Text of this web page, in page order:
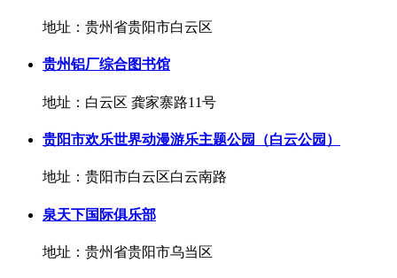
地址：贵州省贵阳市白云区
贵州铝厂综合图书馆
地址：白云区 龚家寨路11号
贵阳市欢乐世界动漫游乐主题公园（白云公园）
地址：贵阳市白云区白云南路
泉天下国际俱乐部
地址：贵州省贵阳市乌当区